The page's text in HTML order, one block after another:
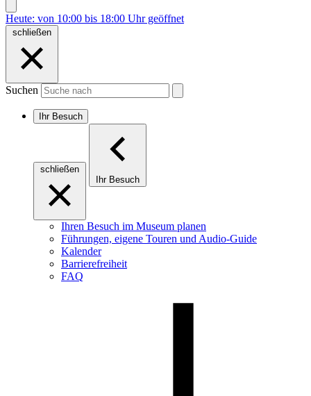
Heute: von 10:00 bis 18:00 Uhr geöffnet
schließen
Suchen
Ihr Besuch
schließen
Ihr Besuch
Ihren Besuch im Museum planen
Führungen, eigene Touren und Audio-Guide
Kalender
Barrierefreiheit
FAQ